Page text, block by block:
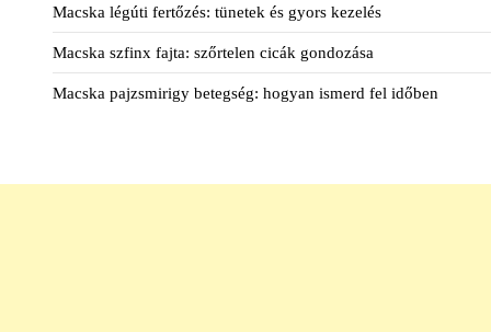
Macska légúti fertőzés: tünetek és gyors kezelés
Macska szfinx fajta: szőrtelen cicák gondozása
Macska pajzsmirigy betegség: hogyan ismerd fel időben